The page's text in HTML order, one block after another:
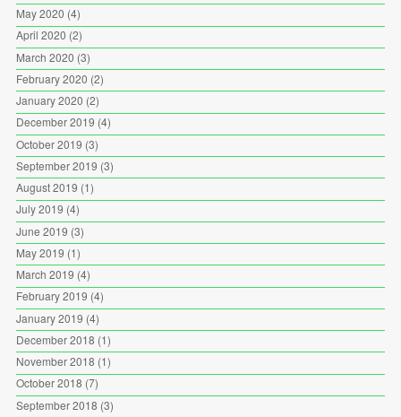
May 2020 (4)
April 2020 (2)
March 2020 (3)
February 2020 (2)
January 2020 (2)
December 2019 (4)
October 2019 (3)
September 2019 (3)
August 2019 (1)
July 2019 (4)
June 2019 (3)
May 2019 (1)
March 2019 (4)
February 2019 (4)
January 2019 (4)
December 2018 (1)
November 2018 (1)
October 2018 (7)
September 2018 (3)